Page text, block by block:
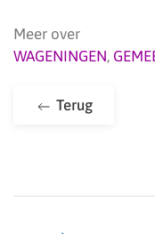
Meer over
WAGENINGEN,
Terug